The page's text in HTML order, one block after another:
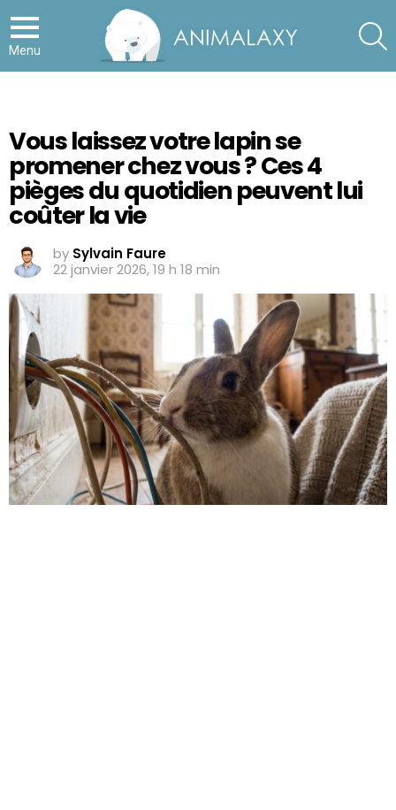
Menu
Vous laissez votre lapin se
promener chez vous ? Ces 4
pièges du quotidien peuvent lui
coûter la vie
by Sylvain Faure
22 janvier 2026, 19 h 18 min